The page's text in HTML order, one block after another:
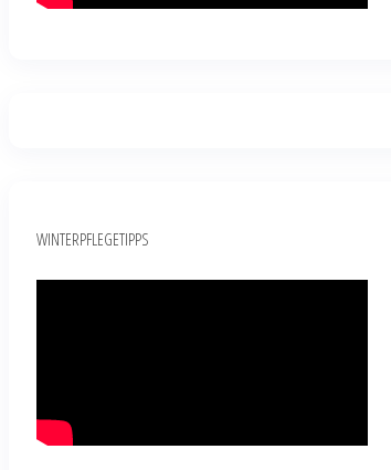
WINTERPFLEGETIPPS